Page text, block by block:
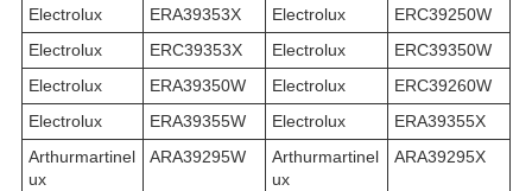
Electrolux ERA39353X Electrolux
ERC39250W
Electrolux
ERC39353X Electrolux
ERC39350W
Electrolux
ERA39350W Electrolux
ERC39260W
Electrolux
ERA39355W Electrolux
ERA39355X
Arthurmartinel
ux
ARA39295W
Arthurmartinel
ux
ARA39295X